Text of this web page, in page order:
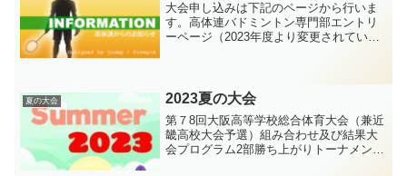
大会申し込みは下記のページから行いま
す。高体連バドミントン専門部エントリ
ーページ（2023年度より変更されていま
夏の大会 2023夏の大会
第７8回大阪高等学校総合体育大会（兼近
畿高校大会予選）組み合わせ及び結果大
会プログラム2部勝ち上がりトーナメント